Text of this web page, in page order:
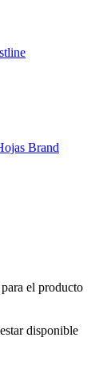
el producto
disponible